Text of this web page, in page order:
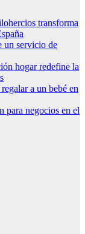
transforma
un servicio de
hogar redefine la
a un bebé en
para negocios en el